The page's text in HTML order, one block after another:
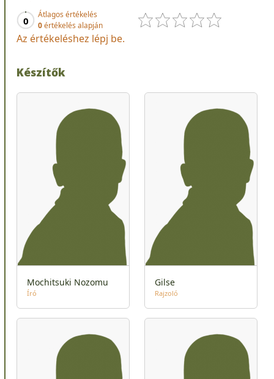
0
Átlagos értékelés
0értékelés alapján
Az értékeléshez lépj be.
Készítők
Mochitsuki Nozomu
Író
Gilse
Rajzoló